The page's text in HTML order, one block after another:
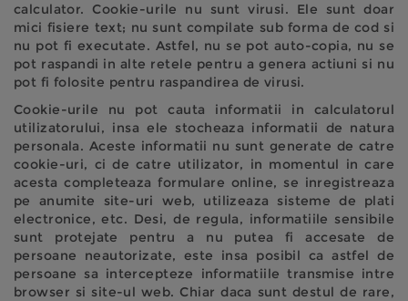
calculator. Cookie-urile nu sunt virusi. Ele sunt doar
mici fisiere text; nu sunt compilate sub forma de cod si
nu pot fi executate. Astfel, nu se pot auto-copia, nu se
pot raspandi in alte retele pentru a genera actiuni si nu
pot fi folosite pentru raspandirea de virusi.
Cookie-urile nu pot cauta informatii in calculatorul
utilizatorului, insa ele stocheaza informatii de natura
personala. Aceste informatii nu sunt generate de catre
cookie-uri, ci de catre utilizator, in momentul in care
acesta completeaza formulare online, se inregistreaza
pe anumite site-uri web, utilizeaza sisteme de plati
electronice, etc. Desi, de regula, informatiile sensibile
sunt protejate pentru a nu putea fi accesate de
persoane neautorizate, este insa posibil ca astfel de
persoane sa intercepteze informatiile transmise intre
browser si site-ul web. Chiar daca sunt destul de rare,